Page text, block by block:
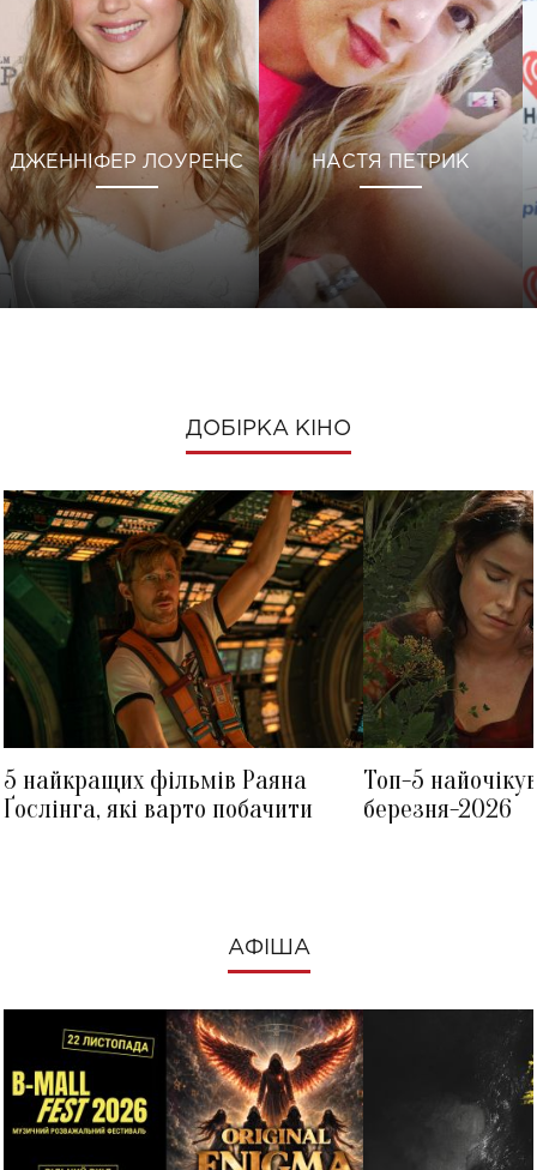
ДЖЕННІФЕР ЛОУРЕНС НАСТЯ ПЕТРИК
ДОБІРКА КІНО
5 найкращих фільмів Раяна
Ґослінга, які варто побачити
Топ-5
березня-2026
АФІША